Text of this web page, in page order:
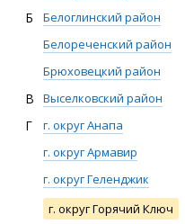
Б
Белоглинский район
Белореченский район
Брюховецкий район
В Выселковский район
Г
г. округ Анапа
г. округ Армавир
г. округ Геленджик
г. округ Горячий Ключ